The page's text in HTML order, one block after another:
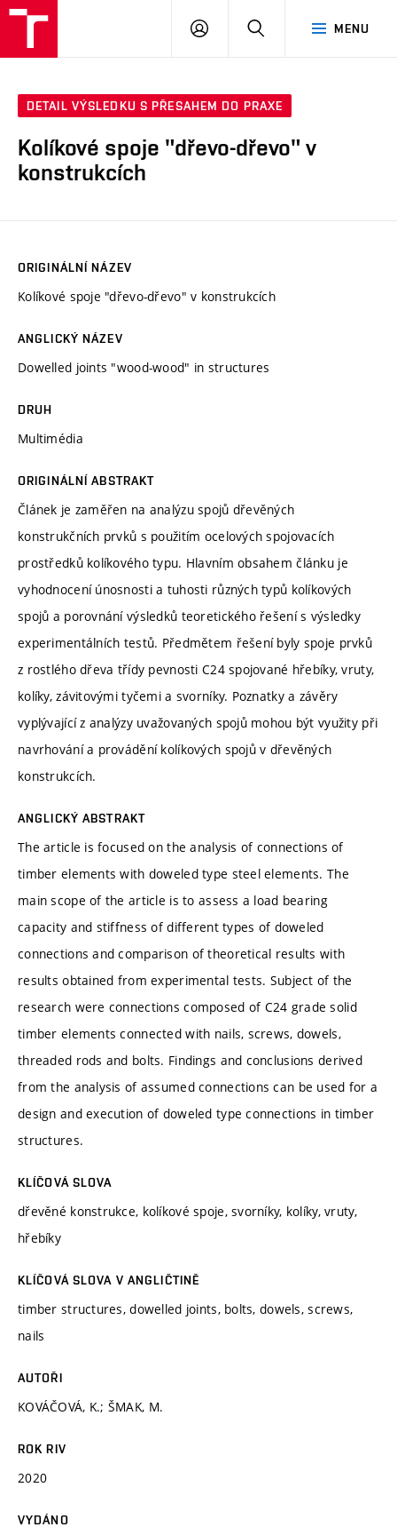
MENU
PŘIHLÁSIT
DETAIL VÝSLEDKU S PŘESAHEM DO PRAXE
Kolíkové spoje "dřevo-dřevo" v
konstrukcích
ORIGINÁLNÍ NÁZEV
Kolíkové spoje "dřevo-dřevo" v konstrukcích
ANGLICKÝ NÁZEV
Dowelled joints "wood-wood" in structures
DRUH
Multimédia
ORIGINÁLNÍ ABSTRAKT
Článek je zaměřen na analýzu spojů dřevěných
konstrukčních prvků s použitím ocelových spojovacích
prostředků kolíkového typu. Hlavním obsahem článku je
vyhodnocení únosnosti a tuhosti různých typů kolíkových
spojů a porovnání výsledků teoretického řešení s výsledky
experimentálních testů. Předmětem řešení byly spoje prvků
z rostlého dřeva třídy pevnosti C24 spojované hřebíky, vruty,
kolíky, závitovými tyčemi a svorníky. Poznatky a závěry
vyplývající z analýzy uvažovaných spojů mohou být využity při
navrhování a provádění kolíkových spojů v dřevěných
konstrukcích.
ANGLICKÝ ABSTRAKT
The article is focused on the analysis of connections of
timber elements with doweled type steel elements. The
main scope of the article is to assess a load bearing
capacity and stiffness of different types of doweled
connections and comparison of theoretical results with
results obtained from experimental tests. Subject of the
research were connections composed of C24 grade solid
timber elements connected with nails, screws, dowels,
threaded rods and bolts. Findings and conclusions derived
from the analysis of assumed connections can be used for a
design and execution of doweled type connections in timber
structures.
KLÍČOVÁ SLOVA
dřevěné konstrukce, kolíkové spoje, svorníky, kolíky, vruty,
hřebíky
KLÍČOVÁ SLOVA V ANGLIČTINĚ
timber structures, dowelled joints, bolts, dowels, screws,
nails
AUTOŘI
KOVÁČOVÁ, K.; ŠMAK, M.
ROK RIV
2020
VYDÁNO